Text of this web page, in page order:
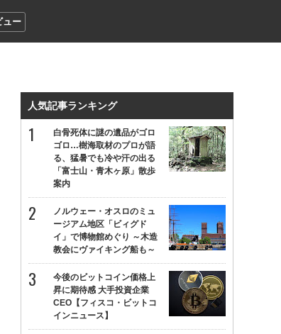
ュー
人気記事ランキング
白骨死体に謎の遺品がゴロ
ゴロ…樹海取材のプロが語
る、猛暑でも冷や汗の出る
「富士山・青木ヶ原」散歩
案内
ノルウェー・オスロのミュ
ージアム地区「ビィグド
イ」で博物館めぐり ～木造
教会にヴァイキング船も～
今後のビットコイン価格上
昇に期待感 大手投資企業
CEO【フィスコ・ビットコ
インニュース】